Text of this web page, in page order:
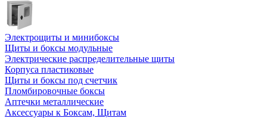
Электрощиты и минибоксы
Щиты и боксы модульные
Электрические распределительные щиты
Корпуса пластиковые
Щиты и боксы под счетчик
Пломбировочные боксы
Аптечки металлические
Аксессуары к Боксам, Щитам